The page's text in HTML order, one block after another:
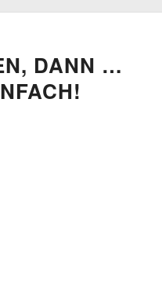
DANN …